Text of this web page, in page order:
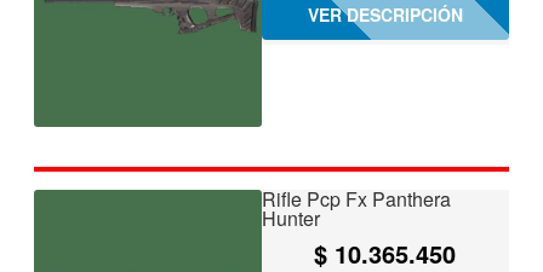
VER DESCRIPCIÓN
Rifle Pcp Fx Panthera
Hunter
$ 10.365.450